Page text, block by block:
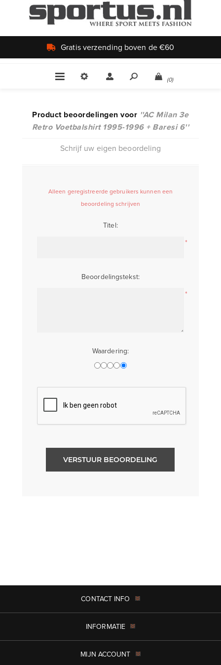
Gratis verzending boven de €60
(0)
Product beoordelingen voor AC Milan 3e
Retro Voetbalshirt 1995-1996 + Baresi 6
Schrijf uw eigen beoordeling
Alleen geregistreerde gebruikers kunnen een
beoordeling schrijven
Titel:
*
Beoordelingstekst:
*
Waardering:
VERSTUUR BEOORDELING
CONTACT INFO
INFORMATIE
MIJN ACCOUNT